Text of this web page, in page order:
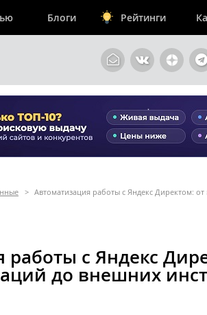
Блоги Рейтинги
> Автоматизация работы с Яндекс Директом:
работы с Яндекс
до внешних